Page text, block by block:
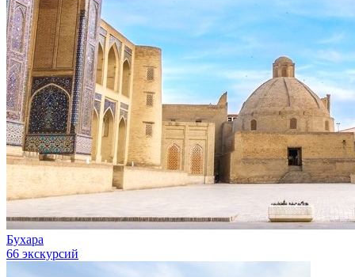
Бухара
66 экскурсий